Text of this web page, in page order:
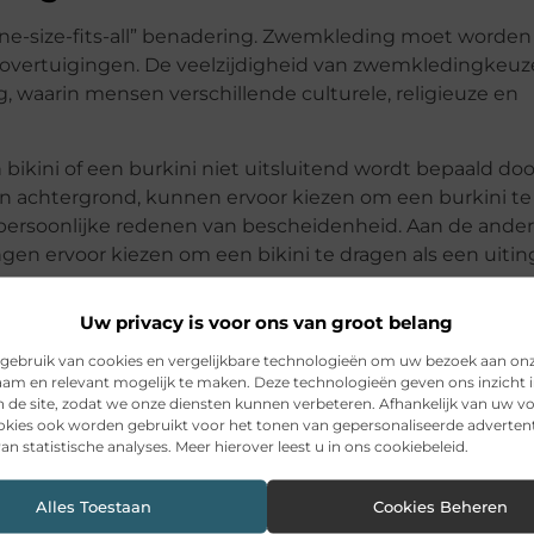
Uw privacy is voor ons van groot belang
van cookies en vergelijkbare technologieën om uw bezoek aan
en relevant mogelijk te maken. Deze technologieën geven ons inzicht
de site, zodat we onze diensten kunnen verbeteren. Afhankelijk van uw
ook worden gebruikt voor het tonen van gepersonaliseerde
statistische analyses. Meer hierover leest u in ons cookiebeleid.
Alles Toestaan Cookies Beheren
size-fits-all” benadering. Zwemkleding moet worden
De veelzijdigheid van
mensen verschillende culturele, religieuze en
of een burkini niet uitsluitend wordt bepaald
achtergrond, kunnen ervoor kiezen om een burkini te
redenen van bescheidenheid. Aan de
ervoor kiezen om een bikini te dragen als een
Respect
als het gaat om zwemkledingkeuzes. Elke
wilt, of dat nu een bikini, een burkini of een ander
is een belangrijke stap in de richting van het
van